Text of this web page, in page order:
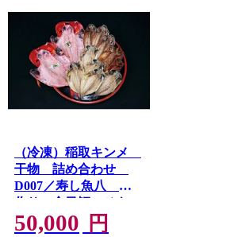
（冷凍）稲取キンメ
干物 詰め合わせ
D007／寿し魚八 手
作り 金目鯛 ひも
の 静岡県 東伊豆町
50,000 円